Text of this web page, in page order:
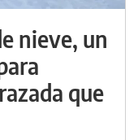
nieve, un
que